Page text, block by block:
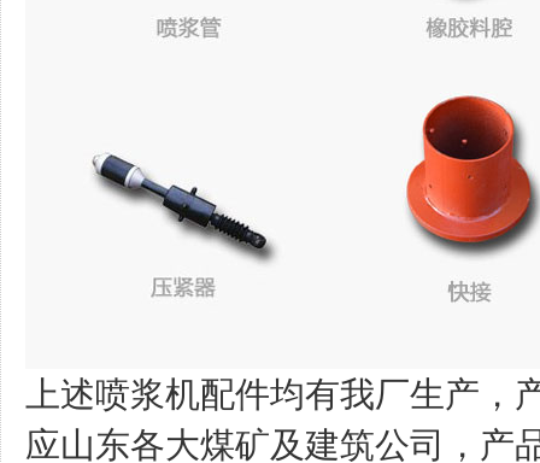
上述喷浆机配件均有我厂生产
应山东各大煤矿及建筑公司，产